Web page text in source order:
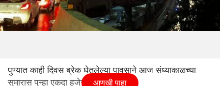
पुण्यात काही दिवस ब्रेक घेतलेल्या पावसाने आज संध्याकाळच्या
सुमारास पुन्हा एकदा हजेरी लावली.
आणखी पाहा